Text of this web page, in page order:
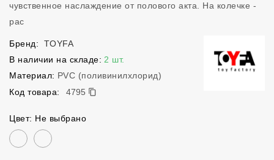
чувственное наслаждение от полового акта. На колечке -
рас
Бренд:
TOYFA
В наличии на складе: 2 шт.
Материал: PVC (поливинилхлорид)
Код товара:
4795
4795
Цвет: Не выбрано
Цвет